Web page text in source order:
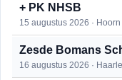
+ PK NHSB
15 augustus 2026 · Hoorn
Zesde Bomans
16 augustus 2026 ·